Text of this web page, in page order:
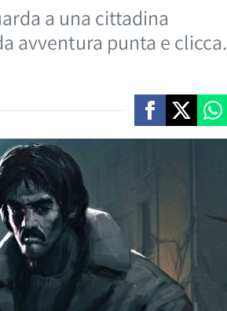
a una cittadina
avventura punta e clicca.